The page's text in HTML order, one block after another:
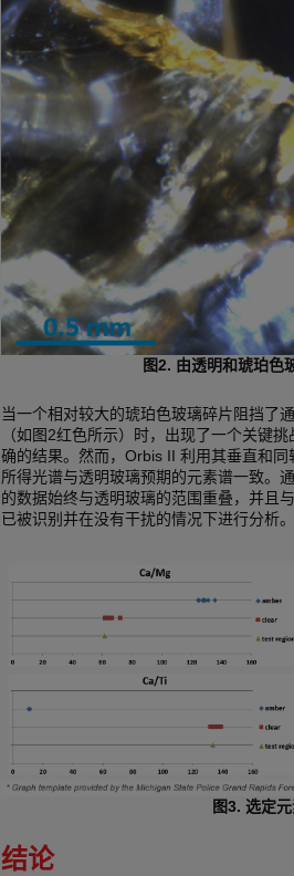
图2. 由透明和琥珀色
当一个相对较大的琥珀色玻璃碎片阻挡了
（如图2红色所示）时，出现了一个关键
确的结果。然而，Orbis II 利用其垂直和同
所得光谱与透明玻璃预期的元素谱一致。
的数据始终与透明玻璃的范围重叠，并且
已被识别并在没有干扰的情况下进行分析。
图3. 选定元
结论